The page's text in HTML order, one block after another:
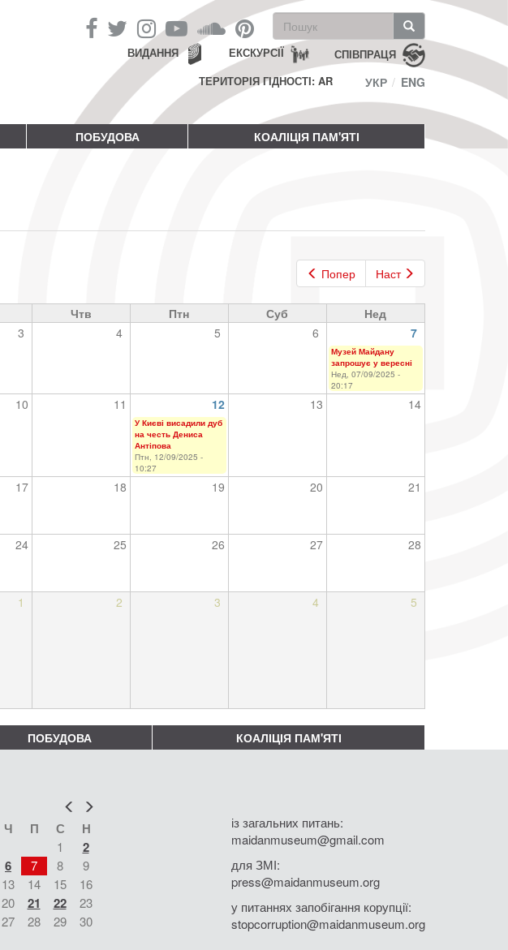
Пошукова
форма
Пошук СПІВПРАЦЯ
ЕКСКУРСІЇ
ВИДАННЯ
ТЕРИТОРІЯ ГІДНОСТІ: AR
УКР ENG
ПОБУДОВА КОАЛІЦІЯ ПАМ'ЯТІ
Попер Наст
Чтв Птн Суб
Нед
3 4 5 6 7
Музей Майдану
запрошує у вересні
Нед, 07/09/2025 -
20:17
10 11 12 13 14
У Києві висадили дуб
на честь Дениса
Антіпова
Птн, 12/09/2025 -
10:27
17 18 19 20 21
24 25 26 27 28
1 2 3 4 5
ПОБУДОВА КОАЛІЦІЯ ПАМ'ЯТІ
Попер
Ч П С Н
1 2
6 7 8
9
13 14 15
16
20 21 22
23
27 28 29
30
із загальних питань:
maidanmuseum@gmail.com
для ЗМІ:
press@maidanmuseum.org
у питаннях запобігання корупції:
stopcorruption@maidanmuseum.org